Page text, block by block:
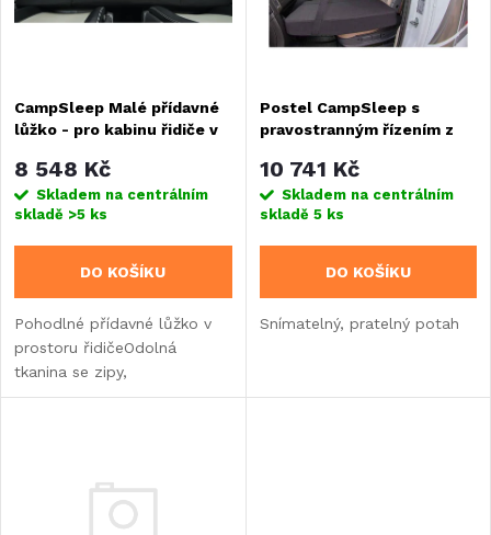
n
p
r
o
d
u
k
s
p
r
o
d
u
CampSleep Malé přídavné
lůžko - pro kabinu řidiče v
vozidlech, např. VW T5/6,
Mercedes Benz
Vito/Viano/V-třída atd.
8 548 Kč
Skladem na centrálním
skladě >5 ks
DO KOŠÍKU
Pohodlné přídavné lůžko v
prostoru řidičeOdolná
tkanina se zipy,
omyvatelnáDřevěná výztuha
Postel CampSleep s
pravostranným řízením z
Sprinter
10 741 Kč
Skladem na centrálním
skladě 5 ks
DO KOŠÍKU
Snímatelný, pratelný potah